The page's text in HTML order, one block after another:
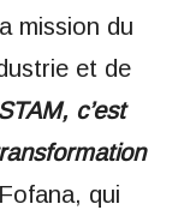
mission du
et de
c’est
qui